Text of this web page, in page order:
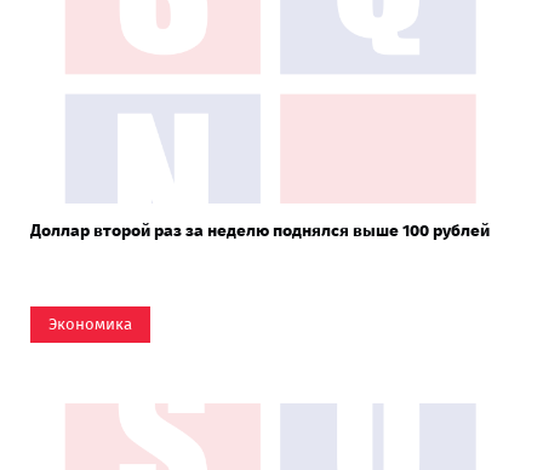
Доллар второй раз за неделю поднялся выше 100 рублей
Экономика